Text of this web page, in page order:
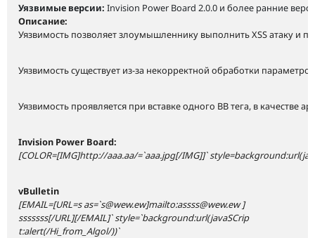
Уязвимые версии: Invision Power Board 2.0.0 и более ранние
Описание:
Уязвимость позволяет злоумышленнику выполнить XSS атаку и
Уязвимость существует из-за некорректной обработки
Уязвимость проявляется при вставке одного BB тега, в качестве
Invision Power Board:
[COLOR=[IMG]http://aaa.aa/=`aaa.jpg[/IMG]]`
vBulletin
[EMAIL=[URL=s as=`s@wew.ew]mailto:assss@wew.ew ]
sssssss[/URL][/EMAIL]` style=`background:url(javaSCrip
t:alert(/Hi_from_Algol/))`